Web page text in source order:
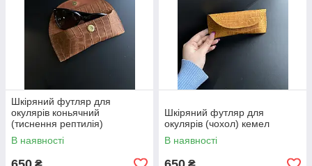
Шкіряний футляр для
окулярів коньячний
(тиснення рептилія)
В наявності
Шкіряний футляр для
окулярів (чохол) кемел
В наявності